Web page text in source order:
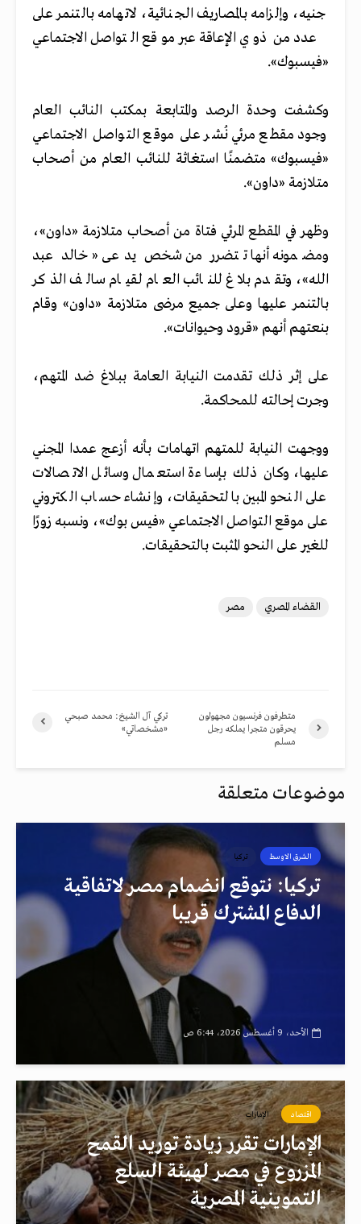
جنيه، وإلزامه بالمصاريف الجنائية، لاتهامه بالتنمر على
عدد من ذوي الإعاقة عبر موقع التواصل الاجتماعي
«فيسبوك».
وكشفت وحدة الرصد والمتابعة بمكتب النائب العام
وجود مقطع مرئي نُشر على موقع التواصل الاجتماعي
«فيسبوك» متضمنًا استغاثة للنائب العام من أصحاب
متلازمة «داون».
وظهر في المقطع المرئي فتاة من أصحاب متلازمة «داون»،
ومضمونه أنها تتضرر من شخص يدعى «خالد عبد
الله»، وتقدم بلاغ للنائب العام لقيام سالف الذكر
بالتنمر عليها وعلى جميع مرضى متلازمة «داون» وقام
بنعتهم أنهم «قرود وحيوانات».
على إثر ذلك تقدمت النيابة العامة ببلاغ ضد المتهم،
وجرت إحالته للمحاكمة.
ووجهت النيابة للمتهم اتهامات بأنه أزعج عمدا المجني
عليها، وكان ذلك بإساءة استعمال وسائل الاتصالات
على النحو المبين بالتحقيقات، وإنشاء حساب الكتروني
على موقع التواصل الاجتماعي «فيس بوك»، ونسبه زورًا
للغير على النحو المثبت بالتحقيقات.
القضاء المصري مصر
تركي آل الشيخ: محمد صبحي
«مشخصاتي»
متطرفون فرنسيون مجهولون
يحرقون متجرا يملكه رجل
مسلم
موضوعات متعلقة
الشرق الاوسط تركيا
تركيا: نتوقع انضمام مصر لاتفاقية
الدفاع المشترك قريبا
الأحد، 9 أغسطس 2026، 6:44 ص
اقتصاد الإمارات
الإمارات تقرر زيادة توريد القمح
المزروع في مصر لهيئة السلع
التموينية المصرية